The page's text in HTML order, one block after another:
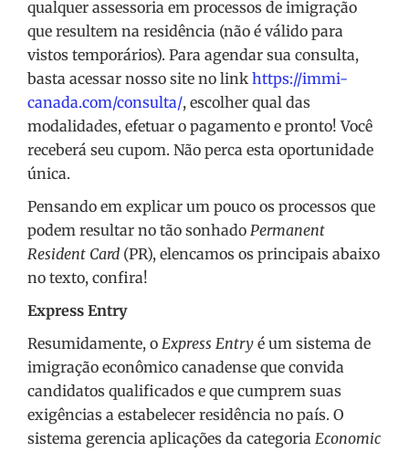
qualquer assessoria em processos de imigração
que resultem na residência (não é válido para
vistos temporários). Para agendar sua consulta,
basta acessar nosso site no link https://immi-
canada.com/consulta/, escolher qual das
modalidades, efetuar o pagamento e pronto! Você
receberá seu cupom. Não perca esta oportunidade
única.
Pensando em explicar um pouco os processos que
podem resultar no tão sonhado Permanent
Resident Card (PR), elencamos os principais abaixo
no texto, confira!
Express Entry
Resumidamente, o Express Entry é um sistema de
imigração econômico canadense que convida
candidatos qualificados e que cumprem suas
exigências a estabelecer residência no país. O
sistema gerencia aplicações da categoria Economic